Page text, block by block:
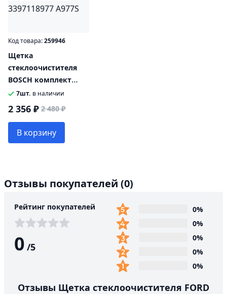
Код товара:259946
Щетка
стеклоочистителя
BOSCH комплект
3397118977 A977S
7шт. в наличии
2 356 ₽ 2 480 ₽
В корзину
Отзывы покупателей (0)
Рейтинг покупателей
0 /5
0%
0%
0%
0%
0%
Отзывы Щетка стеклоочистителя FORD